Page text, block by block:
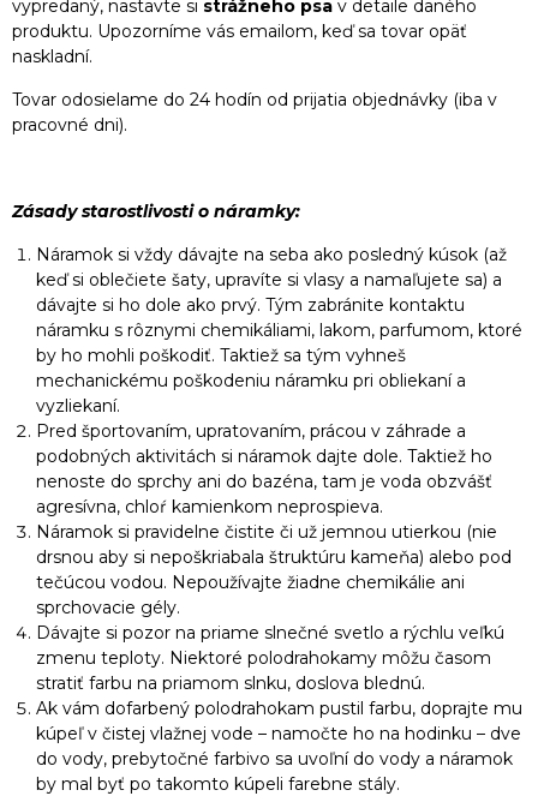
vypredaný, nastavte si strážneho psa v detaile daného
produktu. Upozorníme vás emailom, keď sa tovar opäť
naskladní.
Tovar odosielame do 24 hodín od prijatia objednávky (iba v
pracovné dni).
Zásady starostlivosti o náramky:
Náramok si vždy dávajte na seba ako posledný kúsok (až
keď si oblečiete šaty, upravíte si vlasy a namaľujete sa) a
dávajte si ho dole ako prvý. Tým zabránite kontaktu
náramku s rôznymi chemikáliami, lakom, parfumom, ktoré
by ho mohli poškodiť. Taktiež sa tým vyhneš
mechanickému poškodeniu náramku pri obliekaní a
vyzliekaní.
Pred športovaním, upratovaním, prácou v záhrade a
podobných aktivitách si náramok dajte dole. Taktiež ho
nenoste do sprchy ani do bazéna, tam je voda obzvášť
agresívna, chloŕ kamienkom neprospieva.
Náramok si pravidelne čistite či už jemnou utierkou (nie
drsnou aby si nepoškriabala štruktúru kameňa) alebo pod
tečúcou vodou. Nepoužívajte žiadne chemikálie ani
sprchovacie gély.
Dávajte si pozor na priame slnečné svetlo a rýchlu veľkú
zmenu teploty. Niektoré polodrahokamy môžu časom
stratiť farbu na priamom slnku, doslova blednú.
Ak vám dofarbený polodrahokam pustil farbu, doprajte mu
kúpeľ v čistej vlažnej vode – namočte ho na hodinku – dve
do vody, prebytočné farbivo sa uvoľní do vody a náramok
by mal byť po takomto kúpeli farebne stály.